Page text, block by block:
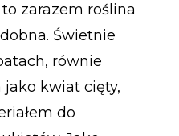
zarazem roślina
Świetnie
równie
kwiat cięty,
do